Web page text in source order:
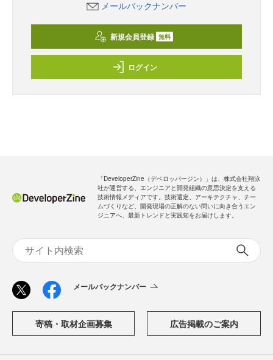
メールバックナンバー
新規会員登録 無料
ログイン
「DeveloperZine（デベロッパージン）」は、株式会社翔泳
社が運営する、エンジニアと開発組織の意思決定を支える
技術情報メディアです。技術選定、アーキテクチャ、チー
ムづくりなど、開発現場の正解のない問いに向き合うエン
ジニアへ、最新トレンドと実践知をお届けします。
メールバックナンバー
寄稿・取材企画募集 広告掲載のご案内